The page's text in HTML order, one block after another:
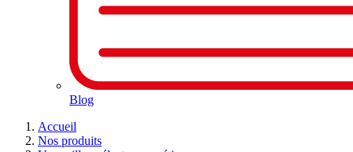
Blog
Accueil
Nos produits